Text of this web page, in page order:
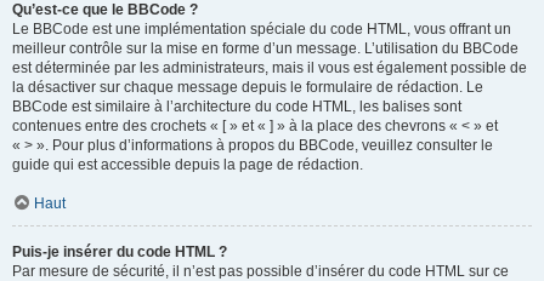
Qu’est-ce que le BBCode ?
Le BBCode est une implémentation spéciale du code HTML, vous offrant un
meilleur contrôle sur la mise en forme d’un message. L’utilisation du BBCode
est déterminée par les administrateurs, mais il vous est également possible de
la désactiver sur chaque message depuis le formulaire de rédaction. Le
BBCode est similaire à l’architecture du code HTML, les balises sont
contenues entre des crochets « [ » et « ] » à la place des chevrons « < » et
« > ». Pour plus d’informations à propos du BBCode, veuillez consulter le
guide qui est accessible depuis la page de rédaction.
Haut
Puis-je insérer du code HTML ?
Par mesure de sécurité, il n’est pas possible d’insérer du code HTML sur ce